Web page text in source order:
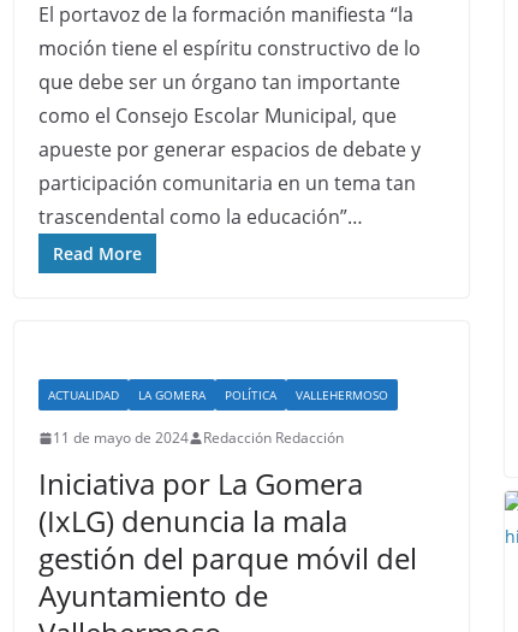
El portavoz de la formación manifiesta “la
moción tiene el espíritu constructivo de lo
que debe ser un órgano tan importante
como el Consejo Escolar Municipal, que
apueste por generar espacios de debate y
participación comunitaria en un tema tan
trascendental como la educación”…
Read More
ACTUALIDAD LA GOMERA POLÍTICA VALLEHERMOSO
11 de mayo de 2024 Redacción Redacción
Iniciativa por La Gomera
(IxLG) denuncia la mala
gestión del parque móvil del
Ayuntamiento de